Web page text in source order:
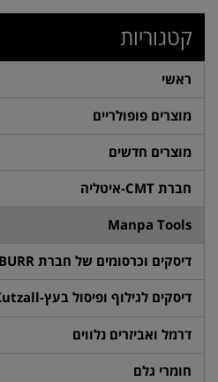
קטגוריות
ראשי
מוצרים פופולריים
מוצרים חדשים
חברת CMT-איטליה
Manpa Tools
דיסקים וכרסומים של חברת SABURR-מארה"ב
דיסקים לגילוף ופיסול בעץ-Kutzall
דרמל ואביזרים נלווים
חומרי גלם